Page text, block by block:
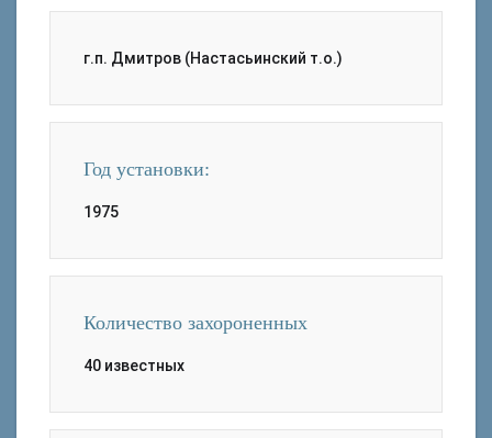
г.п. Дмитров (Настасьинский т.о.)
Год установки:
1975
Количество захороненных
40 известных